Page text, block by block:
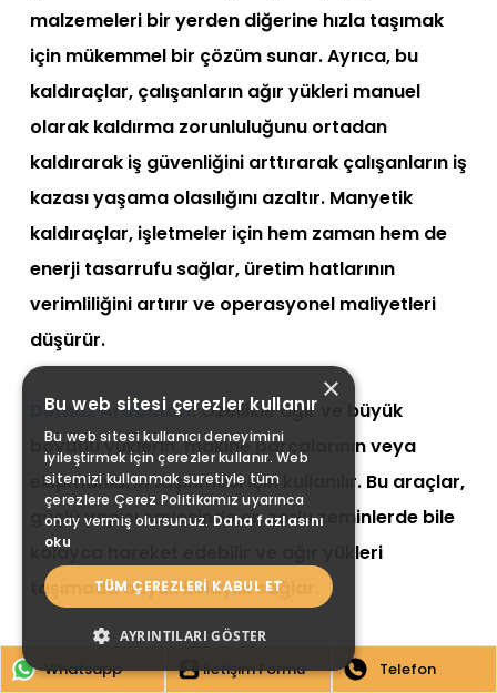
Whatsapp İletişim Formu Telefon
malzemeleri bir yerden diğerine hızla taşımak
için mükemmel bir çözüm sunar. Ayrıca, bu
kaldıraçlar, çalışanların ağır yükleri manuel
olarak kaldırma zorunluluğunu ortadan
kaldırarak iş güvenliğini arttırarak çalışanların iş
kazası yaşama olasılığını azaltır. Manyetik
kaldıraçlar, işletmeler için hem zaman hem de
enerji tasarrufu sağlar, üretim hatlarının
verimliliğini artırır ve operasyonel maliyetleri
düşürür.
Domuz Arabaları:Özellikle ağır ve büyük
boyutlu yüklerin, makine parçalarının veya
ekipmanların taşınması için kullanılır. Bu araçlar,
güçlü yapısı sayesinde en zorlu zeminlerde bile
kolayca hareket edebilir ve ağır yükleri
taşımada büyük kolaylık sağlar.
Hidrolik Krikolar:
Ağır makineleri veya
×
Bu web sitesi çerezler kullanır
Bu web sitesi kullanıcı deneyimini
iyileştirmek için çerezler kullanır. Web
sitemizi kullanmak suretiyle tüm
çerezlere Çerez Politikamız uyarınca
onay vermiş olursunuz. Daha fazlasını
oku
TÜM ÇEREZLERI KABUL ET
AYRINTILARI GÖSTER